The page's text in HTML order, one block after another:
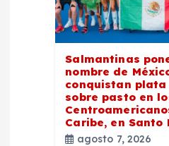
Salmantinas
nombre de
conquistan plata
sobre pasto en
Caribe, en Santo
agosto 7, 2026